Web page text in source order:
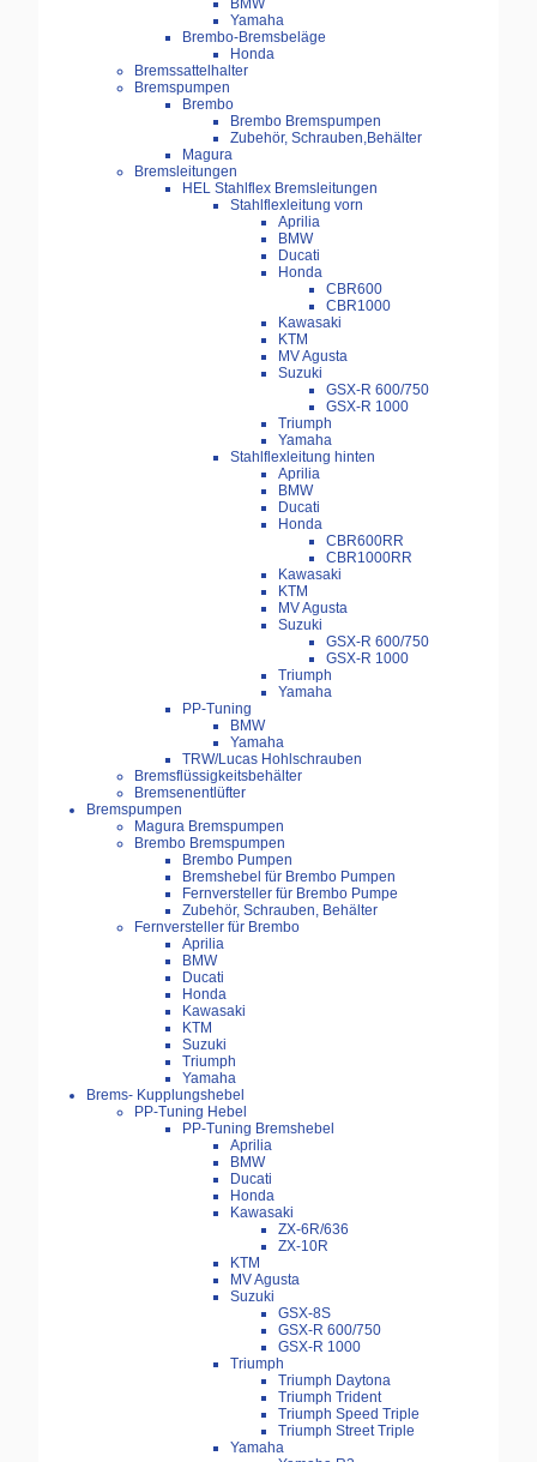
BMW
Yamaha
Brembo-Bremsbeläge
Honda
Bremssattelhalter
Bremspumpen
Brembo
Brembo Bremspumpen
Zubehör, Schrauben,Behälter
Magura
Bremsleitungen
HEL Stahlflex Bremsleitungen
Stahlflexleitung vorn
Aprilia
BMW
Ducati
Honda
CBR600
CBR1000
Kawasaki
KTM
MV Agusta
Suzuki
GSX-R 600/750
GSX-R 1000
Triumph
Yamaha
Stahlflexleitung hinten
Aprilia
BMW
Ducati
Honda
CBR600RR
CBR1000RR
Kawasaki
KTM
MV Agusta
Suzuki
GSX-R 600/750
GSX-R 1000
Triumph
Yamaha
PP-Tuning
BMW
Yamaha
TRW/Lucas Hohlschrauben
Bremsflüssigkeitsbehälter
Bremsenentlüfter
Bremspumpen
Magura Bremspumpen
Brembo Bremspumpen
Brembo Pumpen
Bremshebel für Brembo Pumpen
Fernversteller für Brembo Pumpe
Zubehör, Schrauben, Behälter
Fernversteller für Brembo
Aprilia
BMW
Ducati
Honda
Kawasaki
KTM
Suzuki
Triumph
Yamaha
Brems- Kupplungshebel
PP-Tuning Hebel
PP-Tuning Bremshebel
Aprilia
BMW
Ducati
Honda
Kawasaki
ZX-6R/636
ZX-10R
KTM
MV Agusta
Suzuki
GSX-8S
GSX-R 600/750
GSX-R 1000
Triumph
Triumph Daytona
Triumph Trident
Triumph Speed Triple
Triumph Street Triple
Yamaha